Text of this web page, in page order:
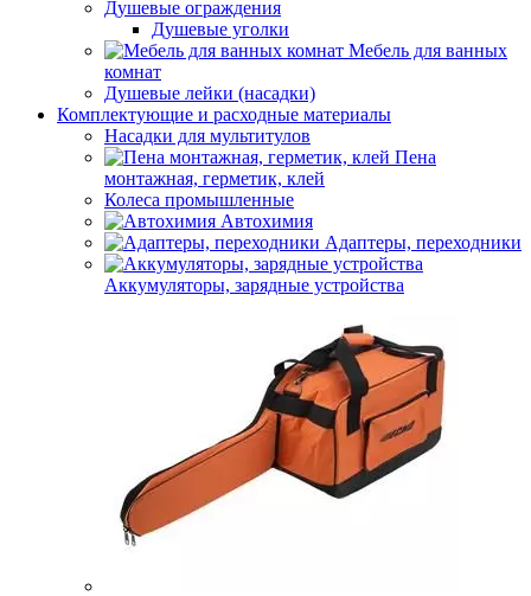
Душевые ограждения
Душевые уголки
Мебель для ванных
комнат
Душевые лейки (насадки)
Комплектующие и расходные материалы
Насадки для мультитулов
Пена
монтажная, герметик, клей
Колеса промышленные
Автохимия
Адаптеры, переходники
Аккумуляторы, зарядные устройства